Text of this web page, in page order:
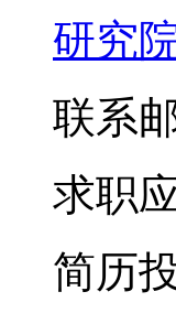
研究
联系
求职
简历